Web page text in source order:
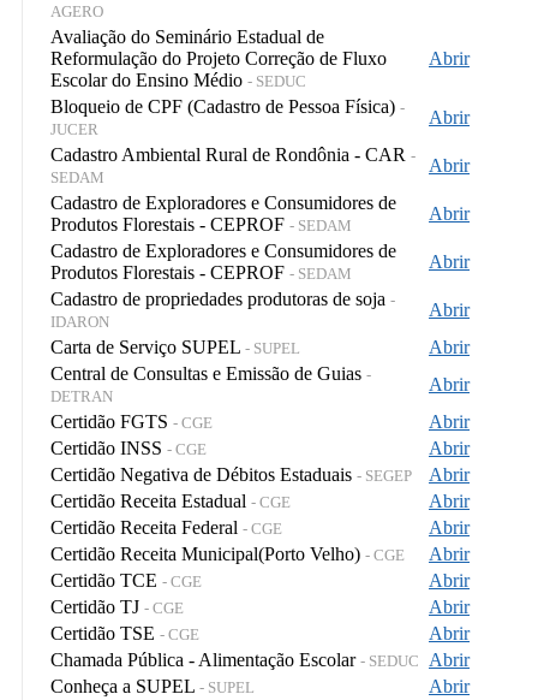
AGERO
Avaliação do Seminário Estadual de
Reformulação do Projeto Correção de Fluxo
Escolar do Ensino Médio - SEDUC
Abrir
Bloqueio de CPF (Cadastro de Pessoa Física) -
JUCER
Abrir
Cadastro Ambiental Rural de Rondônia - CAR -
SEDAM
Abrir
Cadastro de Exploradores e Consumidores de
Produtos Florestais - CEPROF - SEDAM
Abrir
Cadastro de Exploradores e Consumidores de
Produtos Florestais - CEPROF - SEDAM
Abrir
Cadastro de propriedades produtoras de soja -
IDARON
Abrir
Carta de Serviço SUPEL - SUPEL
Abrir
Central de Consultas e Emissão de Guias -
DETRAN
Abrir
Certidão FGTS - CGE
Abrir
Certidão INSS - CGE
Abrir
Certidão Negativa de Débitos Estaduais - SEGEP
Abrir
Certidão Receita Estadual - CGE
Abrir
Certidão Receita Federal - CGE
Abrir
Certidão Receita Municipal(Porto Velho) - CGE
Abrir
Certidão TCE - CGE
Abrir
Certidão TJ - CGE
Abrir
Certidão TSE - CGE
Abrir
Chamada Pública - Alimentação Escolar - SEDUC
Abrir
Conheça a SUPEL - SUPEL
Abrir